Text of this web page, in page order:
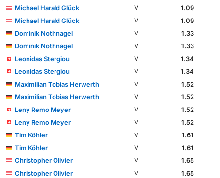
Michael Harald Glück
V
1.09
Michael Harald Glück
V
1.09
Dominik Nothnagel
V
1.33
Dominik Nothnagel
V
1.33
Leonidas Stergiou
V
1.34
Leonidas Stergiou
V
1.34
Maximilian Tobias Herwerth
V
1.52
Maximilian Tobias Herwerth
V
1.52
Leny Remo Meyer
V
1.52
Leny Remo Meyer
V
1.52
Tim Köhler
V
1.61
Tim Köhler
V
1.61
Christopher Olivier
V
1.65
Christopher Olivier
V
1.65